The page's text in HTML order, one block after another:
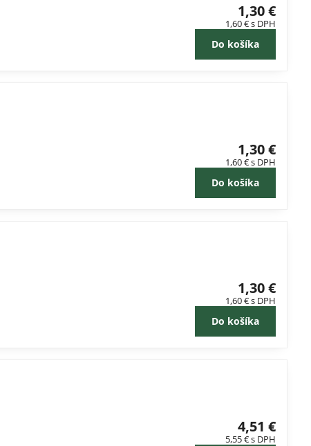
1,30 €
1,60 €s DPH
Do košíka
1,30 €
1,60 €s DPH
Do košíka
1,30 €
1,60 €s DPH
Do košíka
4,51 €
5,55 €s DPH